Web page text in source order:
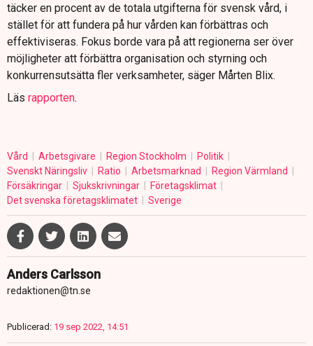
täcker en procent av de totala utgifterna för svensk vård, i
stället för att fundera på hur vården kan förbättras och
effektiviseras. Fokus borde vara på att regionerna ser över
möjligheter att förbättra organisation och styrning och
konkurrensutsätta fler verksamheter, säger Mårten Blix.
Läs rapporten.
Vård Arbetsgivare Region Stockholm
Politik
Svenskt Näringsliv
Ratio Arbetsmarknad
Region Värmland
Försäkringar
Sjukskrivningar
Företagsklimat
Det svenska företagsklimatet
Sverige
Anders Carlsson
redaktionen@tn.se
Publicerad: 19 sep 2022, 14:51